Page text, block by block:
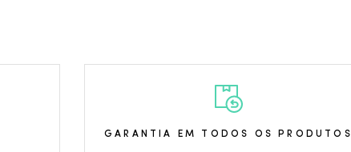
GARANTIA EM TODOS OS PRODUTOS